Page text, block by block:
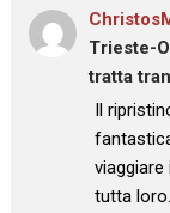
Trieste-
tratta
: “
Il
tutta
”